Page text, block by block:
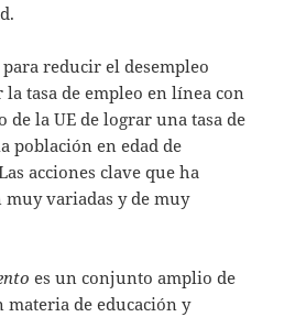
reducir el desempleo
tasa de empleo en línea con
la UE de lograr una tasa de
población en edad de
acciones clave que ha
muy variadas y de muy
es un conjunto amplio de
de educación y